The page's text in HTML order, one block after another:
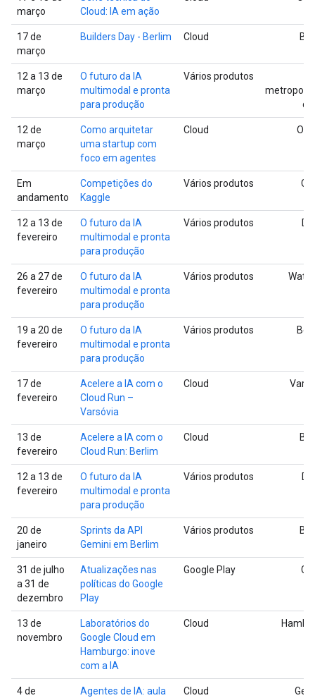
março
Cloud: IA em ação
17 de
março
Builders Day - Berlim Cloud
12 a 13 de
março
O futuro da IA
multimodal e pronta
para produção
Vários produtos
de
12 de
março
Como arquitetar
uma startup com
foco em agentes
Cloud
Em
andamento
Competições do
Kaggle
Vários produtos
12 a 13 de
fevereiro
O futuro da IA
multimodal e pronta
para produção
Vários produtos
26 a 27 de
fevereiro
O futuro da IA
multimodal e pronta
para produção
Vários produtos
19 a 20 de
fevereiro
O futuro da IA
multimodal e pronta
para produção
Vários produtos
17 de
fevereiro
Acelere a IA com o
Cloud Run –
Varsóvia
Cloud
13 de
fevereiro
Acelere a IA com o
Cloud Run: Berlim
Cloud
12 a 13 de
fevereiro
O futuro da IA
multimodal e pronta
para produção
Vários produtos
20 de
janeiro
Sprints da API
Gemini em Berlim
Vários produtos
31 de julho
a 31 de
dezembro
Atualizações nas
políticas do Google
Play
Google Play
13 de
novembro
Laboratórios do
Google Cloud em
Hamburgo: inove
com a IA
Cloud
4 de
Agentes de IA: aula
Cloud